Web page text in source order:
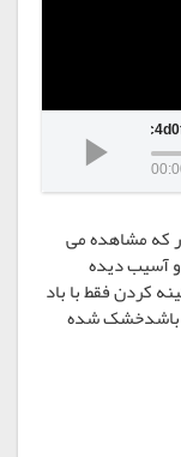
که مشاهده می
آسیب دیده
کردن فقط با باد
باشدخشک شده